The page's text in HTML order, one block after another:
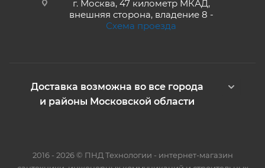
г. Москва, 47 километр МКАД,
внешняя сторона, владение 8 -
Схема проезда
Доставка возможна во все города
и районы Московской области
2016 - 2026 © ПНД Технологии - интернет-магазин